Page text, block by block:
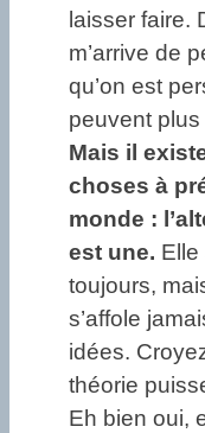
laisser faire.
m’arrive de
qu’on est
peuvent
Mais il
choses à
monde :
est une. Elle
toujours,
s’affole
idées.
théorie
Eh bien oui,